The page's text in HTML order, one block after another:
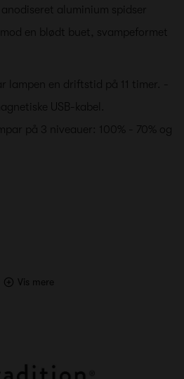
aluminium spidser
en blødt buet, svampeformet
lampen en driftstid på 11 timer. -
USB-kabel.
på 3 niveauer: 100% - 70% og
Vis mere